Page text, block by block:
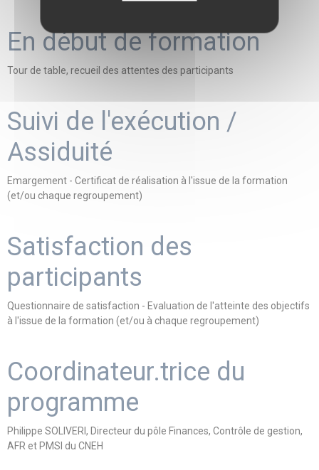
En début de formation
Tour de table, recueil des attentes des participants
Suivi de l'exécution /
Assiduité
Emargement - Certificat de réalisation à l'issue de la formation
(et/ou chaque regroupement)
Satisfaction des
participants
Questionnaire de satisfaction - Evaluation de l'atteinte des objectifs
à l'issue de la formation (et/ou à chaque regroupement)
Coordinateur.trice du
programme
Philippe SOLIVERI, Directeur du pôle Finances, Contrôle de gestion,
AFR et PMSI du CNEH